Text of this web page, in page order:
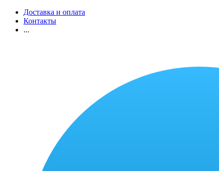
Доставка и оплата
Контакты
...